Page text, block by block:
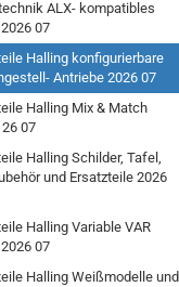
ALX- kompatibles
07
Halling konfigurierbare
Antriebe 2026 07
Halling Mix & Match
07
Halling Schilder, Tafel,
und Ersatzteile 2026
Halling Variable VAR
07
Halling Weißmodelle und